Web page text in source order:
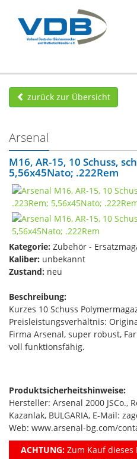
zurück zur Übersicht
Arsenal
M16, AR-15, 10 Schuss,
5,56x45Nato; .222Rem
Kategorie: Zubehör -
Kaliber: unbekannt
Zustand: neu
Beschreibung:
Kurzes 10 Schuss
Preisleistungsverhältnis:
Firma Arsenal, super robust,
voll funktionsfähig.
Produktsicherheitshinweise:
Hersteller: Arsenal 2000 JSCo.,
Kazanlak, BULGARIA, E-Mail:
Web: www.arsenal-bg.com/
ACHTUNG:Zum Kauf dieses